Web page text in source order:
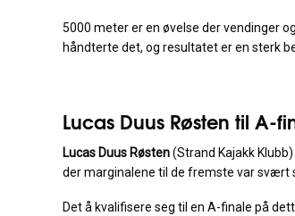
5000 meter er en øvelse der vendinger
håndterte det, og resultatet er en sterk
Lucas Duus Røsten til A-
Lucas Duus Røsten(Strand Kajakk
der marginalene til de fremste var svært
Det å kvalifisere seg til en A-finale på